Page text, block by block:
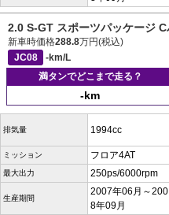
2.0 S-GT スポーツパッケージ
新車時価格288.8万円(税込)
JC08
-km/L
満タンでどこまで走る？
-km
排気量 1994cc
ミッション フロア4AT
最大出力 250ps/6000rpm
生産期間
2007年06月～200
8年09月